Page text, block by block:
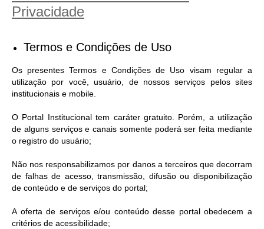
Privacidade
Termos e Condições de Uso
Os presentes Termos e Condições de Uso visam regular a
utilização por você, usuário, de nossos serviços pelos sites
institucionais e mobile.
O Portal Institucional tem caráter gratuito. Porém, a utilização
de alguns serviços e canais somente poderá ser feita mediante
o registro do usuário;
Não nos responsabilizamos por danos a terceiros que decorram
de falhas de acesso, transmissão, difusão ou disponibilização
de conteúdo e de serviços do portal;
A oferta de serviços e/ou conteúdo desse portal obedecem a
critérios de acessibilidade;